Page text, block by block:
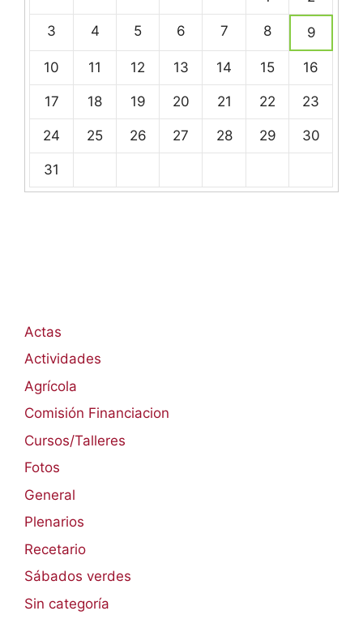
eventos
3 4 5 6 7 8 9
10 11 12 13 14 15 16
17 18 19 20 21 22 23
24 25 26 27 28 29 30
31
Actas
Actividades
Agrícola
Comisión Financiacion
Cursos/Talleres
Fotos
General
Plenarios
Recetario
Sábados verdes
Sin categoría